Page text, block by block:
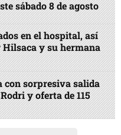
sábado 8 de agosto
en el hospital, así
Hilsaca y su hermana
con sorpresiva salida
y oferta de 115